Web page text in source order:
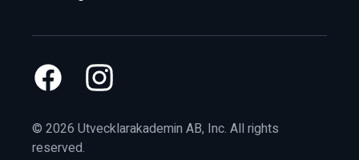
FacebookInstagram
© 2026 Utvecklarakademin AB, Inc. All rights
reserved.